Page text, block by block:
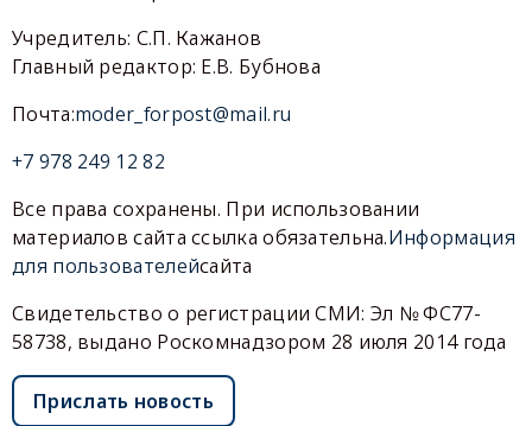
Учредитель: С.П. Кажанов
Главный редактор: Е.В. Бубнова
Почта:moder_forpost@mail.ru
+7 978 249 12 82
Все права сохранены. При использовании
материалов сайта ссылка обязательна.Информация
для пользователейсайта
Свидетельство о регистрации СМИ: Эл № ФС77-
58738, выдано Роскомнадзором 28 июля 2014 года
Прислать новость